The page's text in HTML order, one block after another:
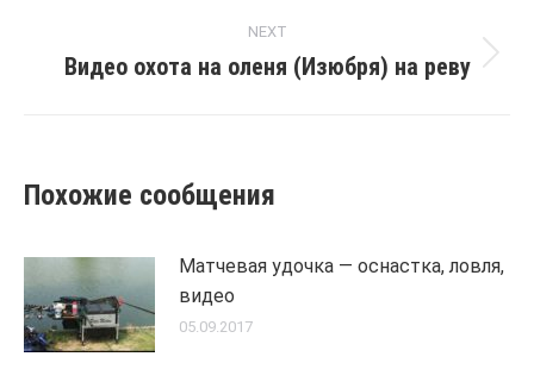
NEXT
Next
Видео охота на оленя (Изюбря) на реву
Похожие сообщения
Матчевая удочка — оснастка, ловля,
видео
05.09.2017